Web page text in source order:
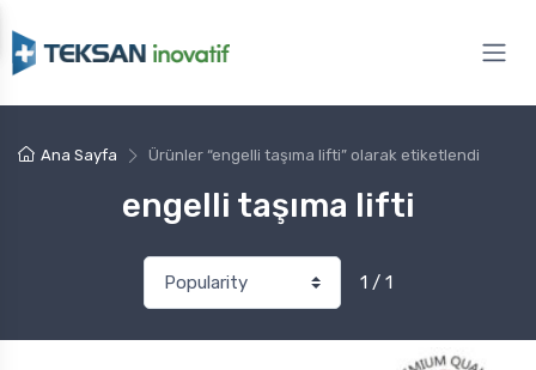
Ana Sayfa Ürünler “engelli taşıma lifti” olarak etiketlendi
engelli taşıma lifti
1 / 1